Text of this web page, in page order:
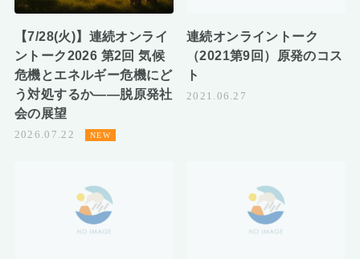
【7/28(火)】連続オンライ
ントーク2026 第2回 気候
危機とエネルギー危機にど
う対処するか――脱原発社
会の展望
2026.07.22
連続オンライントーク
（2021第9回）原発のコス
ト
2021.06.27